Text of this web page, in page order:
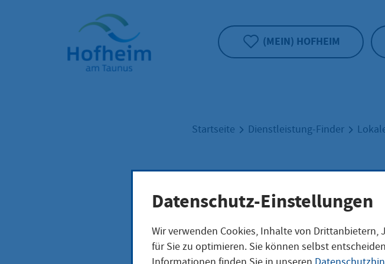
Startseite"
(MEIN) HOFHEIM
Startseite Dienstleistung-Finder
Ausstellung
Datenschutz-Einstellungen
Wir verwenden Cookies, Inhalte von
für Sie zu optimieren. Sie können selbst